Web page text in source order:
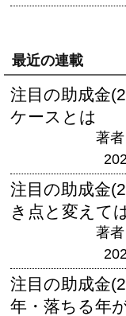
最近の連載
注目の助成金
ケースとは
著
注目の助成金
き点と変えて
著
注目の助成金
年・落ちる年